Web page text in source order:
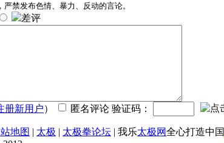
禁发布色情、暴力、反动的言论。
差评
册新用户） 匿名评论 验证码：
地图 | 太极 | 太极拳论坛 | 我乐太极网全心打造中国